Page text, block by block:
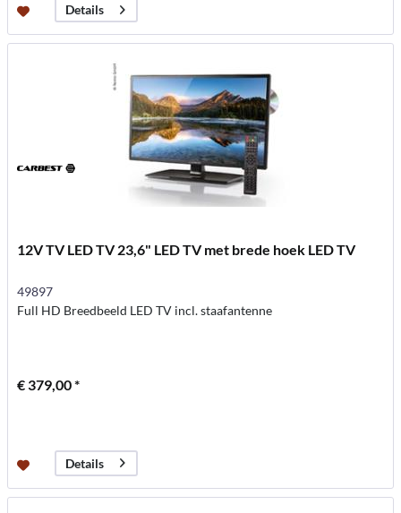
Details
12V TV LED TV 23,6" LED TV met brede hoek LED TV
49897
Full HD Breedbeeld LED TV incl. staafantenne
€ 379,00 *
Details